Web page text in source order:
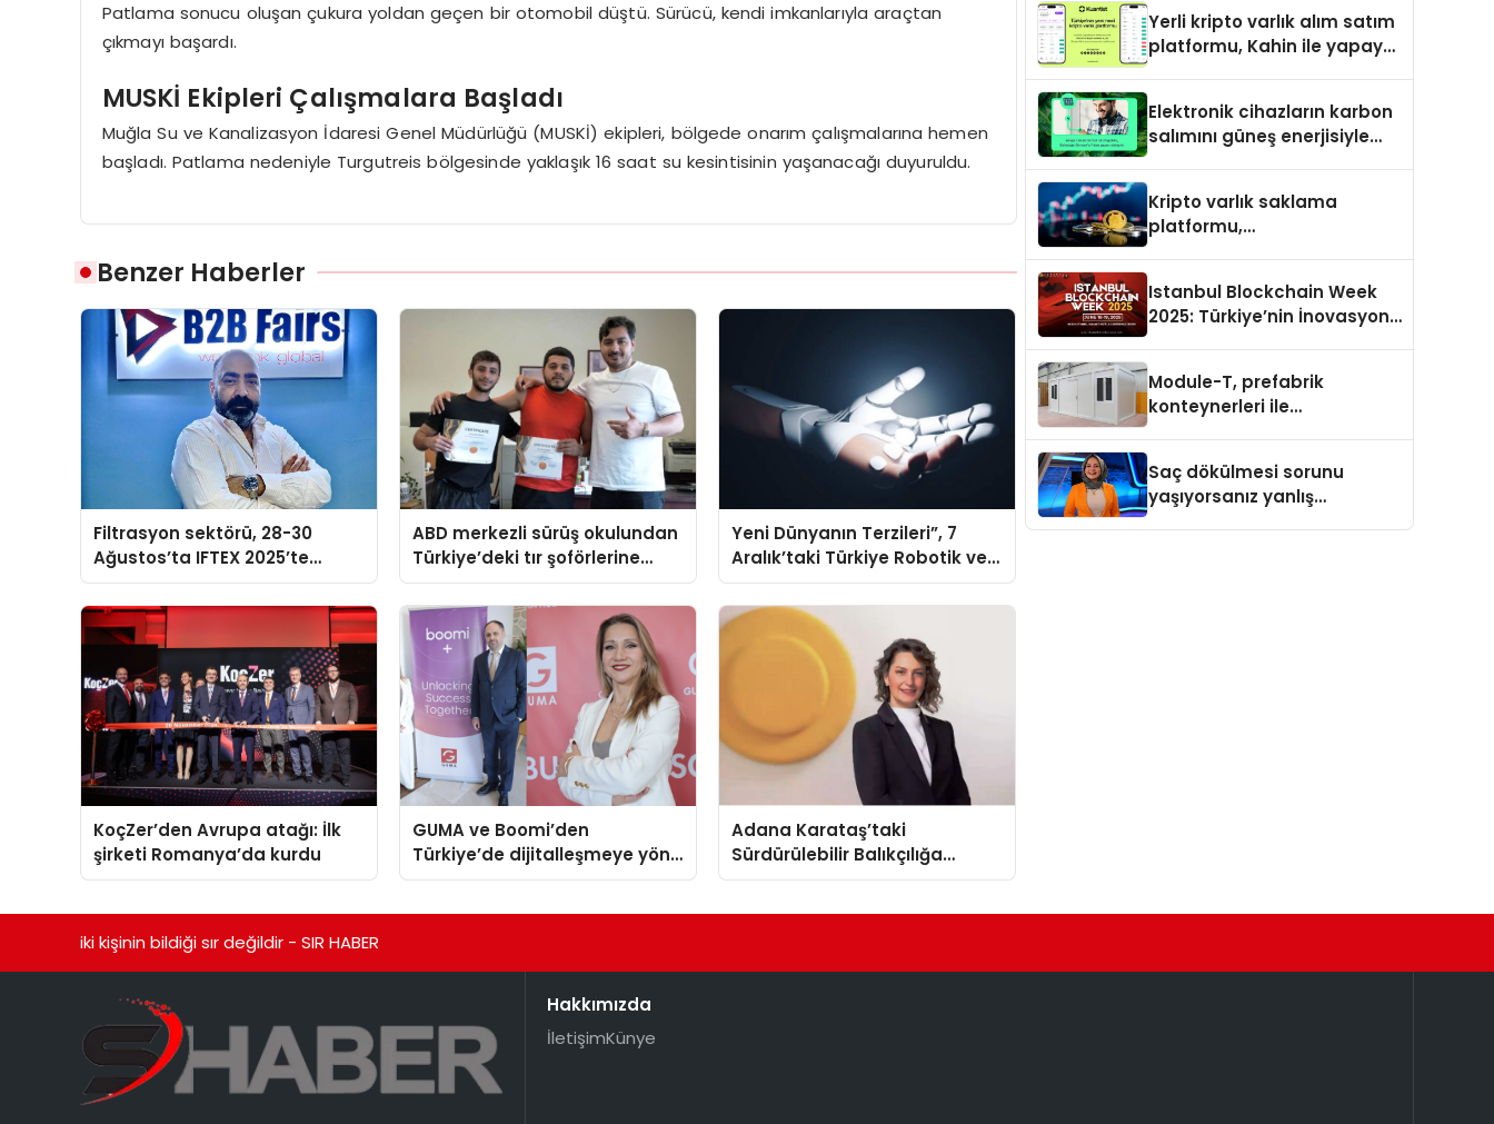
Patlama sonucu oluşan çukura yoldan geçen bir otomobil düştü. Sürücü, kendi imkanlarıyla araçtan
çıkmayı başardı.
MUSKİ Ekipleri Çalışmalara Başladı
Muğla Su ve Kanalizasyon İdaresi Genel Müdürlüğü (MUSKİ) ekipleri, bölgede onarım çalışmalarına hemen
başladı. Patlama nedeniyle Turgutreis bölgesinde yaklaşık 16 saat su kesintisinin yaşanacağı duyuruldu.
Benzer Haberler
Filtrasyon sektörü, 28-30
Ağustos’ta IFTEX 2025’te
buluşacak
ABD merkezli sürüş okulundan
Türkiye’deki tır şoförlerine
davet
Yeni Dünyanın Terzileri”, 7
Aralık’taki Türkiye Robotik ve
Otomasyon Zirvesi’nde,
üçüncü kez bir araya geliyor
KoçZer’den Avrupa atağı: İlk
şirketi Romanya’da kurdu
GUMA ve Boomi’den
Türkiye’de dijitalleşmeye yön
verecek stratejik ortaklık
Adana Karataş’taki
Sürdürülebilir Balıkçılığa
Destek Projesi ilk yılını
Yerli kripto varlık alım satım
platformu, Kahin ile yapay
Elektronik cihazların karbon
salımını güneş enerjisiyle
Kripto varlık saklama
platformu,
Istanbul Blockchain Week
2025: Türkiye’nin İnovasyon
Module-T, prefabrik
konteynerleri ile
Saç dökülmesi sorunu
yaşıyorsanız yanlış
iki kişinin bildiği sır değildir - SIR HABER
Hakkımızda
İletişimKünye